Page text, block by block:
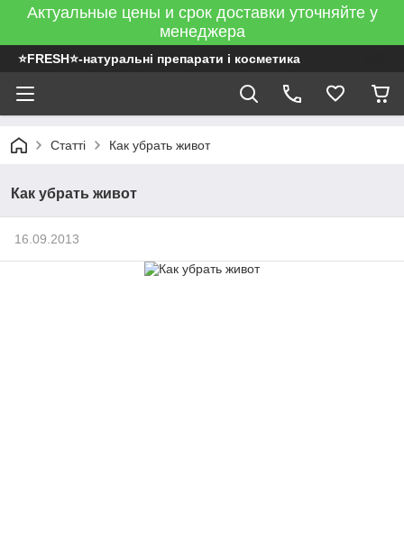
Актуальные цены и срок доставки уточняйте у
менеджера
⭐FRESH⭐-натуральні препарати і косметика
Статті Как убрать живот
Как убрать живот
16.09.2013